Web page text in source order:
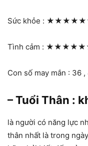
Sức khỏe :
Tình cảm :
Con số may mắn : 36 ,
– Tuổi Thân :
là người có năng lực
thân nhất là trong